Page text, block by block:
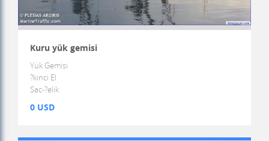
Kuru yük gemisi
Yük Gemisi
?kinci El
Sac-?elik
0 USD